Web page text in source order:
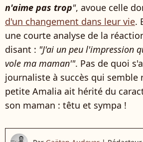
n'aime pas trop", avoue celle
d'un changement dans leur vie.
une courte analyse de la
disant : "J'ai un peu l'impression
vole ma maman'". Pas de quoi
journaliste à succès qui semble
petite Amalia ait hérité du
son maman : têtu et sympa !